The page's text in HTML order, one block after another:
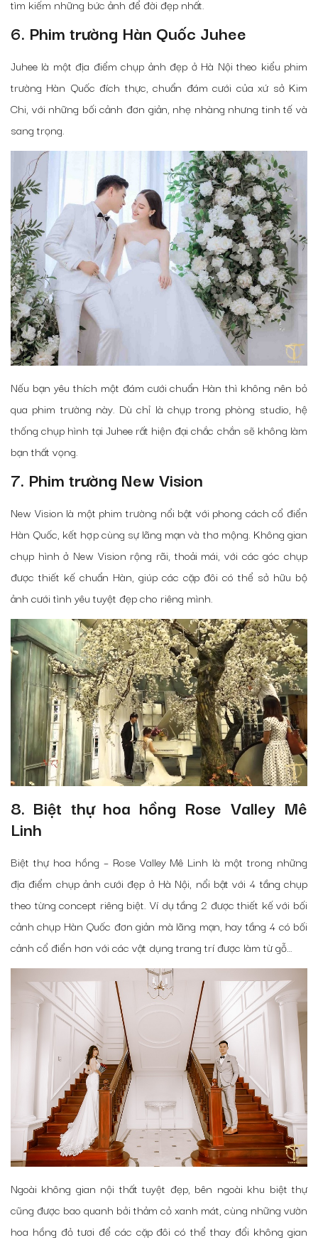
tìm kiếm những bức ảnh để đời đẹp nhất.
6. Phim trường Hàn Quốc Juhee
Juhee là một địa điểm chụp ảnh đẹp ở Hà Nội theo kiểu phim
trường Hàn Quốc đích thực, chuẩn đám cưới của xứ sở Kim
Chi, với những bối cảnh đơn giản, nhẹ nhàng nhưng tinh tế và
sang trọng.
Nếu bạn yêu thích một đám cưới chuẩn Hàn thì không nên bỏ
qua phim trường này. Dù chỉ là chụp trong phòng studio, hệ
thống chụp hình tại Juhee rất hiện đại chắc chắn sẽ không làm
bạn thất vọng.
7. Phim trường New Vision
New Vision là một phim trường nổi bật với phong cách cổ điển
Hàn Quốc, kết hợp cùng sự lãng mạn và thơ mộng. Không gian
chụp hình ở New Vision rộng rãi, thoải mái, với các góc chụp
được thiết kế chuẩn Hàn, giúp các cặp đôi có thể sở hữu bộ
ảnh cưới tình yêu tuyệt đẹp cho riêng mình.
8. Biệt thự hoa hồng Rose Valley Mê
Linh
Biệt thự hoa hồng – Rose Valley Mê Linh là một trong những
địa điểm chụp ảnh cưới đẹp ở Hà Nội, nổi bật với 4 tầng chụp
theo từng concept riêng biệt. Ví dụ tầng 2 được thiết kế với bối
cảnh chụp Hàn Quốc đơn giản mà lãng mạn, hay tầng 4 có bối
cảnh cổ điển hơn với các vật dụng trang trí được làm từ gỗ…
Ngoài không gian nội thất tuyệt đẹp, bên ngoài khu biệt thự
cũng được bao quanh bởi thảm cỏ xanh mát, cùng những vườn
hoa hồng đỏ tươi để các cặp đôi có thể thay đổi không gian